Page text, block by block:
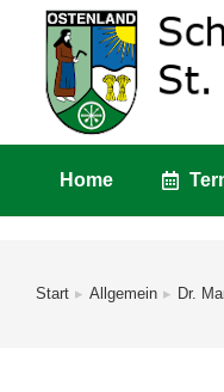
Home
Sie befinden sich hier:
Start Allgemein Dr.